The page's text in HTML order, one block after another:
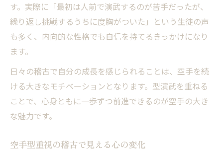
す。実際に「最初は人前で演武するのが苦手だったが、
繰り返し挑戦するうちに度胸がついた」という生徒の声
も多く、内向的な性格でも自信を持てるきっかけになり
ます。
日々の稽古で自分の成長を感じられることは、空手を続
ける大きなモチベーションとなります。型演武を重ねる
ことで、心身ともに一歩ずつ前進できるのが空手の大き
な魅力です。
空手型重視の稽古で見える心の変化